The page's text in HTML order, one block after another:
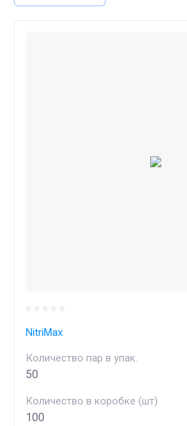
NitriMax
Количество пар в упак.
50
Количество в коробке (шт)
100